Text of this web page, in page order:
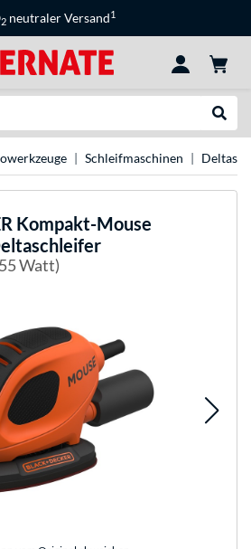
2 neutraler Versand1
Schleifmaschinen
Kompakt-Mouse
Watt)